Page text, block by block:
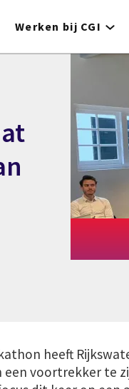
Werken bij CGI
heeft
een voortrekker te